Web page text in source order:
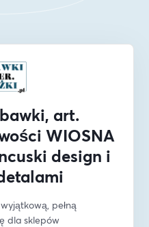
art.
WIOSNA
design i
pełną
dla sklepów